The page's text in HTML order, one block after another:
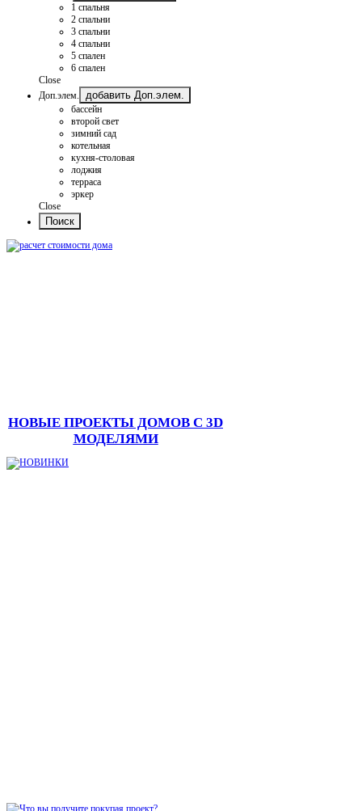
1 спальня
2 спальни
3 спальни
4 спальни
5 спален
6 спален
Close
Доп.элем.
добавить Доп.элем.
бассейн
второй свет
зимний сад
котельная
кухня-столовая
лоджия
терраса
эркер
Close
НОВЫЕ ПРОЕКТЫ ДОМОВ С 3D
МОДЕЛЯМИ